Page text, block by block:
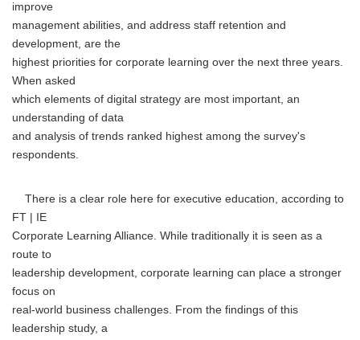
improve
management abilities, and address staff retention and
development, are the
highest priorities for corporate learning over the next three years.
When asked
which elements of digital strategy are most important, an
understanding of data
and analysis of trends ranked highest among the survey's
respondents.
There is a clear role here for executive education, according to
FT | IE
Corporate Learning Alliance. While traditionally it is seen as a
route to
leadership development, corporate learning can place a stronger
focus on
real-world business challenges. From the findings of this
leadership study, a